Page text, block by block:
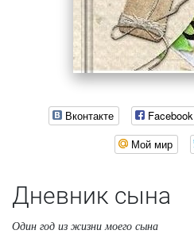
Вконтакте Facebook
Мой мир
Дневник сына
Один год из жизни моего сына